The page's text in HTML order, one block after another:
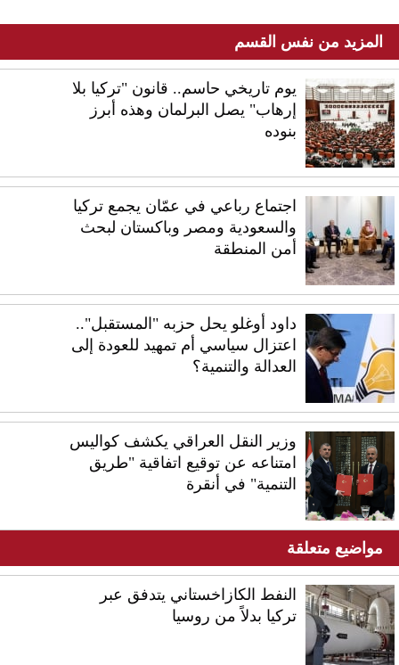
المزيد من نفس القسم
يوم تاريخي حاسم.. قانون "تركيا بلا
إرهاب" يصل البرلمان وهذه أبرز
بنوده
اجتماع رباعي في عمّان يجمع تركيا
والسعودية ومصر وباكستان لبحث
أمن المنطقة
داود أوغلو يحل حزبه "المستقبل"..
اعتزال سياسي أم تمهيد للعودة إلى
العدالة والتنمية؟
وزير النقل العراقي يكشف كواليس
امتناعه عن توقيع اتفاقية "طريق
التنمية" في أنقرة
مواضيع متعلقة
النفط الكازاخستاني يتدفق عبر
تركيا بدلاً من روسيا